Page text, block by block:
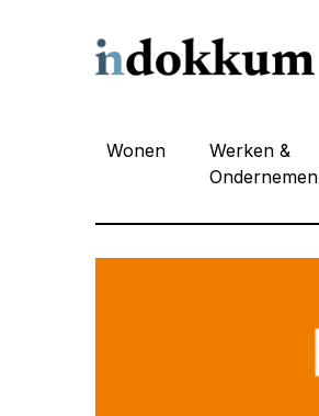
Wonen
Werken &
Ondernemen